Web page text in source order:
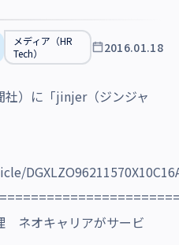
メディア（HR
Tech）
2016.01.18
社）に「jinjer（ジンジャ
ネオキャリアがサービ